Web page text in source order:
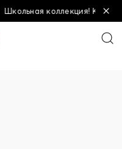
Школьная коллекция! Купи